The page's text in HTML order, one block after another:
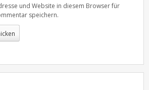
und Website in diesem Browser für
speichern.